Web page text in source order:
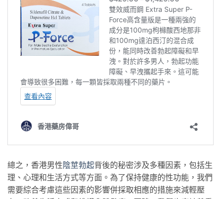
總之，香港男性陰莖勃起背後的秘密涉及多種因素，包括生
理、心理和生活方式等方面。為了保持健康的性功能，我們
需要綜合考慮這些因素的影響併採取相應的措施來減輕壓